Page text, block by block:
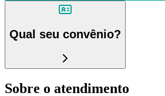
Qual seu convênio?
Sobre o atendimento